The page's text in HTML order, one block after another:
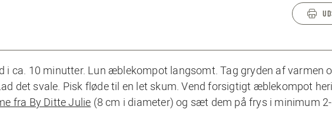
i ca. 10 minutter. Lun æblekompot langsomt. Tag gryden af varmen
det svale. Pisk fløde til en let skum. Vend forsigtigt æblekompot
fra By Ditte Julie (8 cm i diameter) og sæt dem på frys i minimum